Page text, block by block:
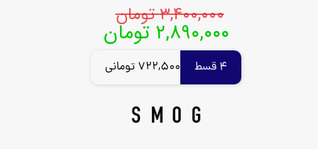
۳,۴۰۰,۰۰۰ تومان
۲,۸۹۰,۰۰۰ تومان
4 قسط 722,500 تومانی